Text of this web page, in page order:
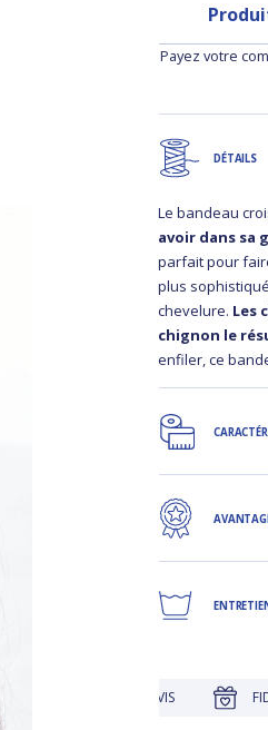
Payez votre
DÉTAILS
Le bandeau
avoir dans sa
parfait pour
plus
chevelure. Les
chignon le
enfiler, ce
D'AVIS FIDÉLITÉ